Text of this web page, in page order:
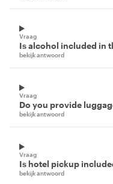
Vraag
Is alcohol included in
bekijk antwoord
Vraag
Do you provide
bekijk antwoord
Vraag
Is hotel pickup
bekijk antwoord